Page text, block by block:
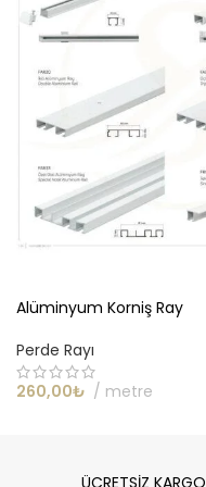
Alüminyum Korniş Ray
Perde Rayı
260,00₺ metre